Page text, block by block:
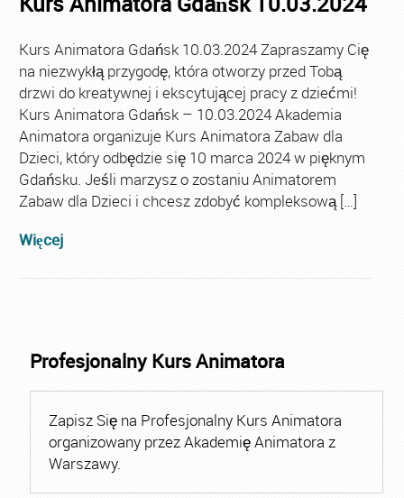
Kurs Animatora Gdańsk 10.03.2024 Zapraszamy Cię
na niezwykłą przygodę, która otworzy przed Tobą
drzwi do kreatywnej i ekscytującej pracy z dziećmi!
Kurs Animatora Gdańsk – 10.03.2024 Akademia
Animatora organizuje Kurs Animatora Zabaw dla
Dzieci, który odbędzie się 10 marca 2024 w pięknym
Gdańsku. Jeśli marzysz o zostaniu Animatorem
Zabaw dla Dzieci i chcesz zdobyć kompleksową […]
Więcej
Profesjonalny Kurs Animatora
Zapisz Się na Profesjonalny Kurs Animatora
organizowany przez Akademię Animatora z
Warszawy.